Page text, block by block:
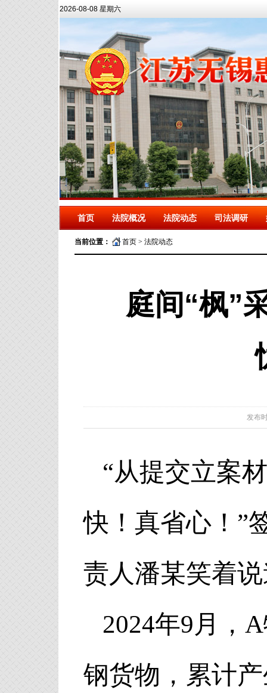
2026-08-08 星期六
首页 法院概况 法院动态 司法调研
当前位置： 首页 > 法院动态
庭间“枫”
发布
“从提交立案
快！真省心！”
责人潘某笑着
2024年9月，
钢货物，累计